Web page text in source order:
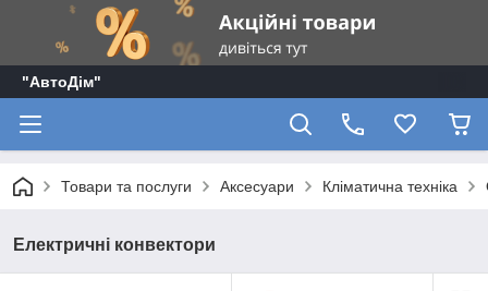
"АвтоДім"
Товари та послуги Аксесуари Кліматична техніка
Електричні конвектори